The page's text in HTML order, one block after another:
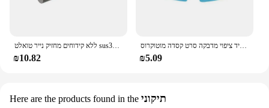
₪10.82
חדש אוניברסלי אופנוע קסדה ברור סרט נגד ערפל וגשם סרט עמיד ננו עמיד ציפוי מדבקה סרט קסדה מוטוקרוס
₪5.09
Here are the products found in the תיקוני